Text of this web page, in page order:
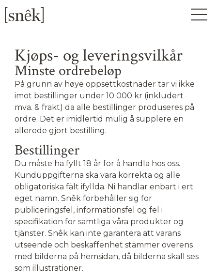
Kjøps- og leveringsvilkår
Minste ordrebeløp
På grunn av høye oppsettkostnader tar vi ikke
imot bestillinger under 10 000 kr (inkludert
mva. & frakt) da alle bestillinger produseres på
ordre. Det er imidlertid mulig å supplere en
allerede gjort bestilling.
Bestillinger
Du måste ha fyllt 18 år for å handla hos oss.
Kunduppgifterna ska vara korrekta og alle
obligatoriska fält ifyllda. Ni handlar enbart i ert
eget namn. Snêk forbehåller sig for
publiceringsfel, informationsfel og fel i
specifikation for samtliga våra produkter og
tjänster. Snêk kan inte garantera att varans
utseende och beskaffenhet stämmer överens
med bilderna på hemsidan, då bilderna skall ses
som illustrationer.